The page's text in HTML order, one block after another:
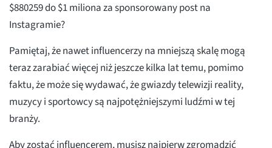
$880259 do $1 miliona za sponsorowany post na
Instagramie?
Pamiętaj, że nawet influencerzy na mniejszą skalę mogą
teraz zarabiać więcej niż jeszcze kilka lat temu, pomimo
faktu, że może się wydawać, że gwiazdy telewizji reality,
muzycy i sportowcy są najpotężniejszymi ludźmi w tej
branży.